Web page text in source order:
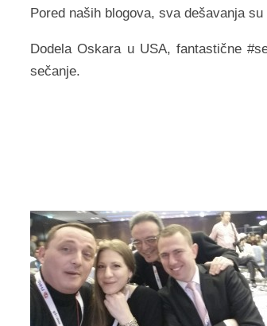
Pored naših blogova, sva dešavanja
Dodela Oskara u USA, fantastične
sečanje.